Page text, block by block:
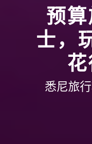
预
士，
悉尼旅